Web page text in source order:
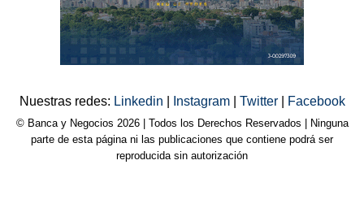
Nuestras redes: Linkedin Instagram Twitter Facebook
© Banca y Negocios 2026 | Todos los Derechos Reservados | Ninguna
parte de esta página ni las publicaciones que contiene podrá ser
reproducida sin autorización